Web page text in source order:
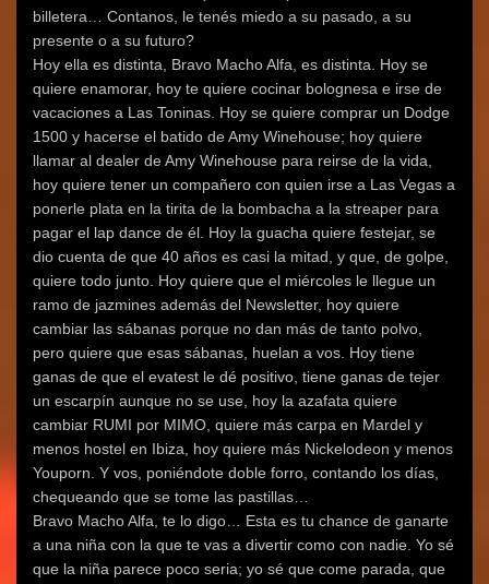
billetera… Contanos, le tenés miedo a su pasado, a su
presente o a su futuro?
Hoy ella es distinta, Bravo Macho Alfa, es distinta. Hoy se
quiere enamorar, hoy te quiere cocinar bolognesa e irse de
vacaciones a Las Toninas. Hoy se quiere comprar un Dodge
1500 y hacerse el batido de Amy Winehouse; hoy quiere
llamar al dealer de Amy Winehouse para reirse de la vida,
hoy quiere tener un compañero con quien irse a Las Vegas a
ponerle plata en la tirita de la bombacha a la streaper para
pagar el lap dance de él. Hoy la guacha quiere festejar, se
dio cuenta de que 40 años es casi la mitad, y que, de golpe,
quiere todo junto. Hoy quiere que el miércoles le llegue un
ramo de jazmines además del Newsletter, hoy quiere
cambiar las sábanas porque no dan más de tanto polvo,
pero quiere que esas sábanas, huelan a vos. Hoy tiene
ganas de que el evatest le dé positivo, tiene ganas de tejer
un escarpín aunque no se use, hoy la azafata quiere
cambiar RUMI por MIMO, quiere más carpa en Mardel y
menos hostel en Ibiza, hoy quiere más Nickelodeon y menos
Youporn. Y vos, poniéndote doble forro, contando los días,
chequeando que se tome las pastillas…
Bravo Macho Alfa, te lo digo… Esta es tu chance de ganarte
a una niña con la que te vas a divertir como con nadie. Yo sé
que la niña parece poco seria; yo sé que come parada, que